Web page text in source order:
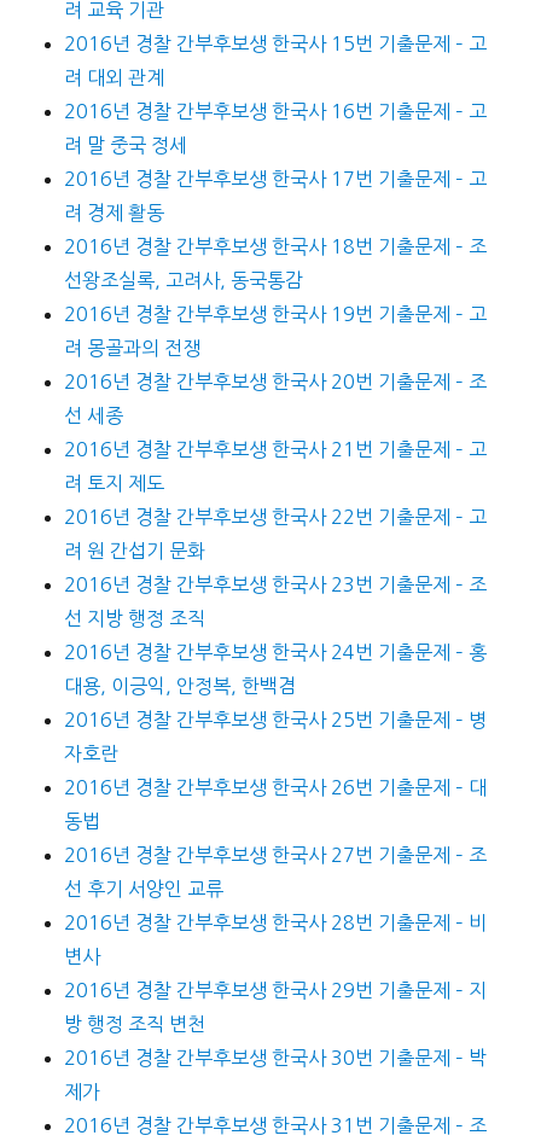
려 교육 기관
2016년 경찰 간부후보생 한국사 15번 기출문제 – 고
려 대외 관계
2016년 경찰 간부후보생 한국사 16번 기출문제 – 고
려 말 중국 정세
2016년 경찰 간부후보생 한국사 17번 기출문제 – 고
려 경제 활동
2016년 경찰 간부후보생 한국사 18번 기출문제 – 조
선왕조실록, 고려사, 동국통감
2016년 경찰 간부후보생 한국사 19번 기출문제 – 고
려 몽골과의 전쟁
2016년 경찰 간부후보생 한국사 20번 기출문제 – 조
선 세종
2016년 경찰 간부후보생 한국사 21번 기출문제 – 고
려 토지 제도
2016년 경찰 간부후보생 한국사 22번 기출문제 – 고
려 원 간섭기 문화
2016년 경찰 간부후보생 한국사 23번 기출문제 – 조
선 지방 행정 조직
2016년 경찰 간부후보생 한국사 24번 기출문제 – 홍
대용, 이긍익, 안정복, 한백겸
2016년 경찰 간부후보생 한국사 25번 기출문제 – 병
자호란
2016년 경찰 간부후보생 한국사 26번 기출문제 – 대
동법
2016년 경찰 간부후보생 한국사 27번 기출문제 – 조
선 후기 서양인 교류
2016년 경찰 간부후보생 한국사 28번 기출문제 – 비
변사
2016년 경찰 간부후보생 한국사 29번 기출문제 – 지
방 행정 조직 변천
2016년 경찰 간부후보생 한국사 30번 기출문제 – 박
제가
2016년 경찰 간부후보생 한국사 31번 기출문제 – 조